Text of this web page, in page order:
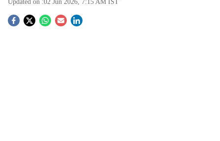
Updated on :02 Jun 2026, 7:15 AM IST
S